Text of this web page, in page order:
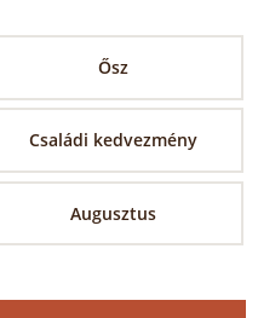
Ősz
Családi kedvezmény
Augusztus